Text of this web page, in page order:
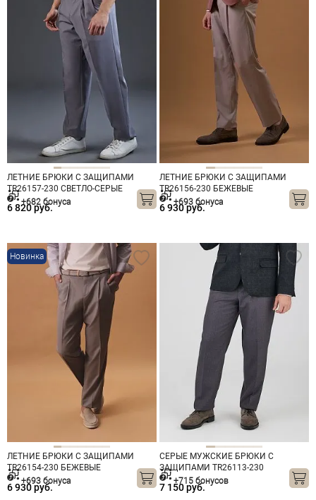
ЛЕТНИЕ БРЮКИ С ЗАЩИПАМИ
TR26157-230 СВЕТЛО-СЕРЫЕ
6 820 руб.
+682 бонуса
ЛЕТНИЕ БРЮКИ С ЗАЩИПАМИ
TR26156-230 БЕЖЕВЫЕ
6 930 руб.
+693 бонуса
Новинка
ЛЕТНИЕ БРЮКИ С ЗАЩИПАМИ
TR26154-230 БЕЖЕВЫЕ
6 930 руб.
+693 бонуса
СЕРЫЕ МУЖСКИЕ БРЮКИ С
ЗАЩИПАМИ TR26113-230
7 150 руб.
+715 бонусов